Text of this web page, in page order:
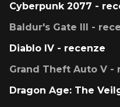
Cyberpunk 2077 -
Baldur's Gate III -
Diablo IV - recenze
Grand Theft Auto V -
Dragon Age: The